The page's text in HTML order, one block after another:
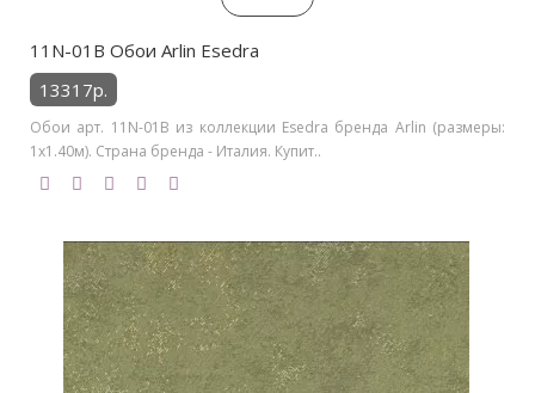
11N-01B Обои Arlin Esedra
13317р.
Обои арт. 11N-01B из коллекции Esedra бренда Arlin (размеры:
1х1.40м). Страна бренда - Италия. Купит..